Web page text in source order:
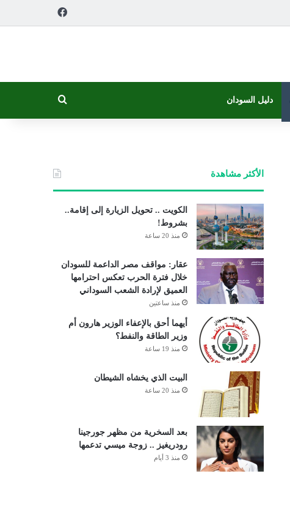
دليل السودان
الأكثر مشاهدة
الكويت .. تحويل الزيارة إلى إقامة..
بشروط!
منذ 20 ساعة
عقار: مواقف مصر الداعمة للسودان
خلال فترة الحرب تعكس احترامها
العميق لإرادة الشعب السوداني
منذ ساعتين
أيهما أحق بالإعفاء الوزير هارون أم
وزير الطاقة والنفط؟
منذ 19 ساعة
البيت الذي يخشاه الشيطان
منذ 20 ساعة
بعد السخرية من مظهر جورجينا
رودريغيز .. زوجة ميسي تدعمها
منذ 3 أيام